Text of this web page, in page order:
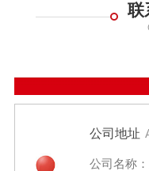
联
公司地址
公司名称